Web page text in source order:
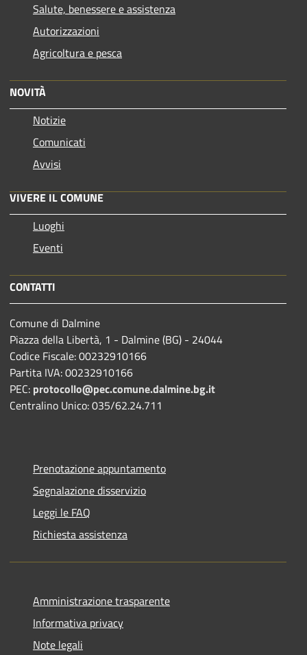
Salute, benessere e assistenza
Autorizzazioni
Agricoltura e pesca
NOVITÀ
Notizie
Comunicati
Avvisi
VIVERE IL COMUNE
Luoghi
Eventi
CONTATTI
Comune di Dalmine
Piazza della Libertà, 1 - Dalmine (BG) - 24044
Codice Fiscale: 00232910166
Partita IVA: 00232910166
PEC: protocollo@pec.comune.dalmine.bg.it
Centralino Unico: 035/62.24.711
Prenotazione appuntamento
Segnalazione disservizio
Leggi le FAQ
Richiesta assistenza
Amministrazione trasparente
Informativa privacy
Note legali